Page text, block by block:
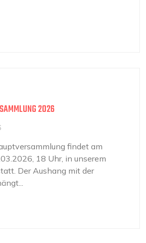
2026
findet am
18 Uhr, in unserem
Der Aushang mit der